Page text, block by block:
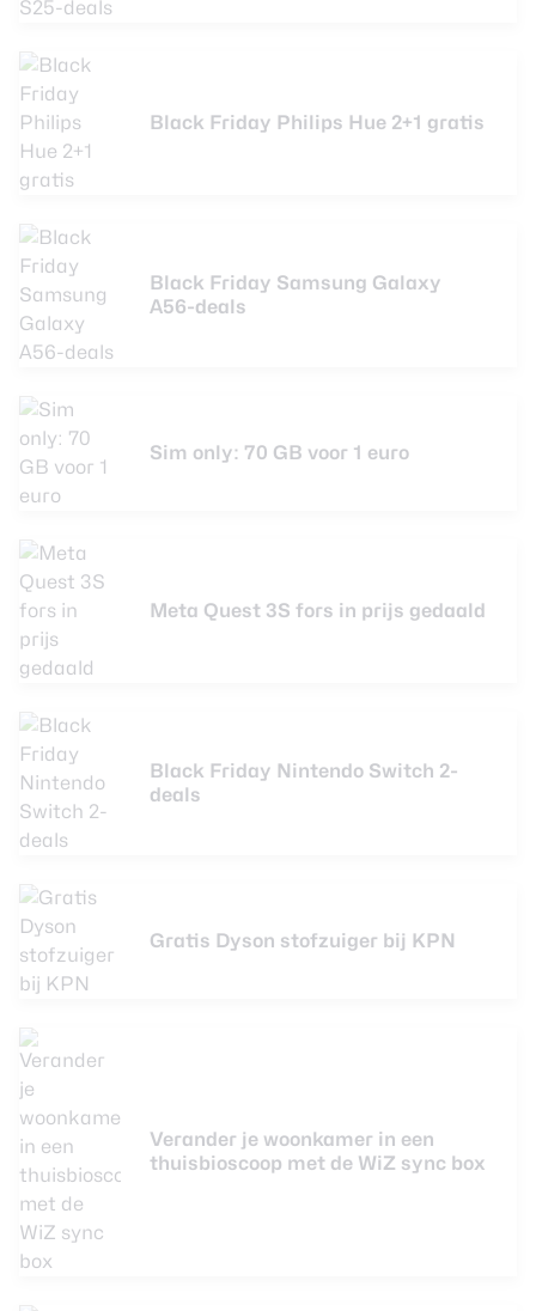
Black Friday Philips Hue 2+1 gratis
Black Friday Samsung Galaxy
A56-deals
Sim only: 70 GB voor 1 euro
Meta Quest 3S fors in prijs gedaald
Black Friday Nintendo Switch 2-
deals
Gratis Dyson stofzuiger bij KPN
Verander je woonkamer in een
thuisbioscoop met de WiZ sync box